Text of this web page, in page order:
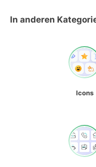
In anderen
Icons